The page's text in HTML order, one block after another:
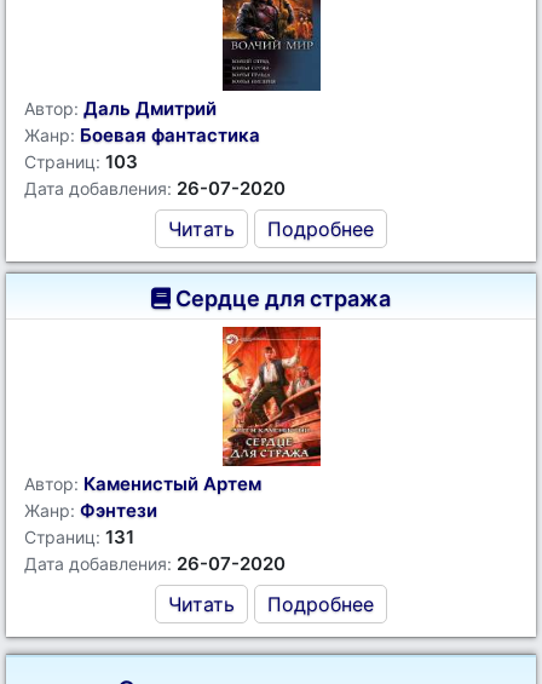
Автор: Даль Дмитрий
Жанр: Боевая фантастика
Страниц: 103
Дата добавления: 26-07-2020
Читать Подробнее
Сердце для стража
Автор: Каменистый Артем
Жанр: Фэнтези
Страниц: 131
Дата добавления: 26-07-2020
Читать Подробнее